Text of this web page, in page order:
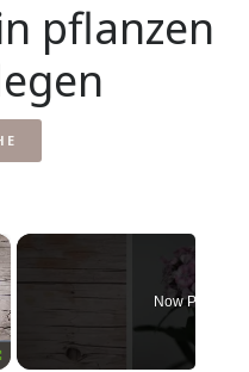
pflanzen
Now Playing